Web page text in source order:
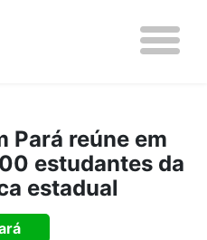
Pará reúne em
estudantes da
estadual